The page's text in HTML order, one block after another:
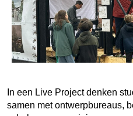
In een Live Project denken
samen met ontwerpbureaus,